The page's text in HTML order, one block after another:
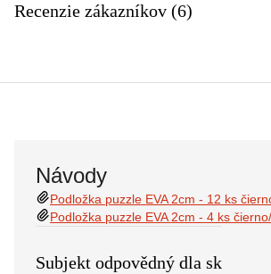
Recenzie zákazníkov (6)
Návody
Podložka puzzle EVA 2cm - 12 ks
Podložka puzzle EVA 2cm - 4 ks
Subjekt odpovědný dla sk